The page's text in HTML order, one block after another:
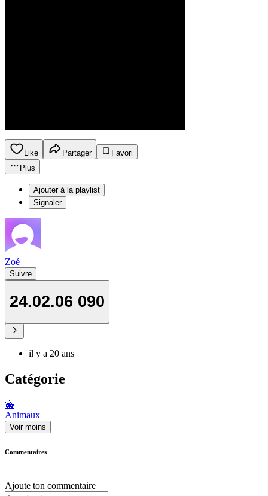
Like Partager
Favori
Plus
Ajouter à la playlist
Signaler
Zoé
Suivre
24.02.06 090
il y a 20 ans
Catégorie
🐳
Animaux
Voir moins
Commentaires
Ajoute ton commentaire